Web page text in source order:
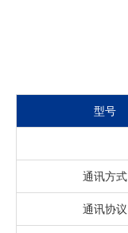
型号
通讯方式
通讯协议